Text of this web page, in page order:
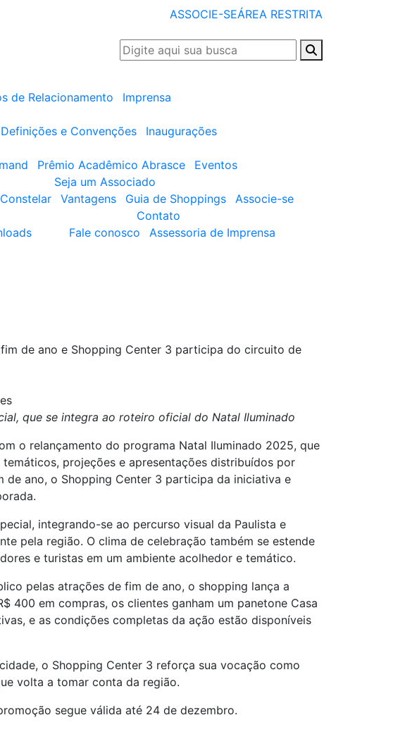
ASSOCIE-SEÁREA RESTRITA
de Relacionamento
Imprensa
Definições e Convenções
Inaugurações
Prêmio Acadêmico Abrasce
Eventos
Seja um Associado
Vantagens Guia de Shoppings
Associe-se
Contato
Fale conosco
Assessoria de Imprensa
de ano e Shopping Center 3 participa do circuito de
que se integra ao roteiro oficial do Natal Iluminado
o relançamento do programa Natal Iluminado 2025, que
projeções e apresentações distribuídos por
ano, o Shopping Center 3 participa da iniciativa e
integrando-se ao percurso visual da Paulista e
pela região. O clima de celebração também se estende
e turistas em um ambiente acolhedor e temático.
pelas atrações de fim de ano, o shopping lança a
400 em compras, os clientes ganham um panetone Casa
e as condições completas da ação estão disponíveis
o Shopping Center 3 reforça sua vocação como
volta a tomar conta da região.
segue válida até 24 de dezembro.